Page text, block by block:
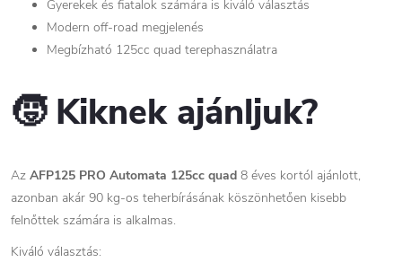
Gyerekek és fiatalok számára is kiváló választás
Modern off-road megjelenés
Megbízható 125cc quad terephasználatra
🧒 Kiknek ajánljuk?
Az AFP125 PRO Automata 125cc quad 8 éves kortól ajánlott,
azonban akár 90 kg-os teherbírásának köszönhetően kisebb
felnőttek számára is alkalmas.
Kiváló választás: